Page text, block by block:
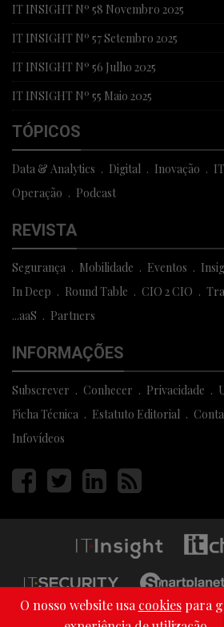
IT INSIGHT Nº 58 Novembro 2025
IT INSIGHT Nº 57 Setembro 2025
IT INSIGHT Nº 56 Julho 2025
IT INSIGHT Nº 55 Maio 2025
TÓPICOS
Data & Analytics Digital Inovação
Operação
Podcast
REVISTA
Segurança Mobilidade Eventos
In Deep
Round Table CIO 2 CIO
...aaS
Partners
INFORMAÇÕES
Subscrever Conhecer Privacidade
Ficha Técnica
Estatuto Editorial
Infovídeos
Página
facebook
Página
twitter
Página
linkedin
Página
rss
Copyright © 2013 - 2026 Media Next .
O nosso website usa cookiespara